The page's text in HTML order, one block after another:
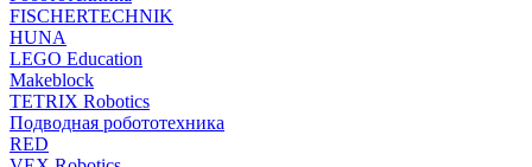
FISCHERTECHNIK
HUNA
LEGO Education
Makeblock
TETRIX Robotics
Подводная робототехника
RED